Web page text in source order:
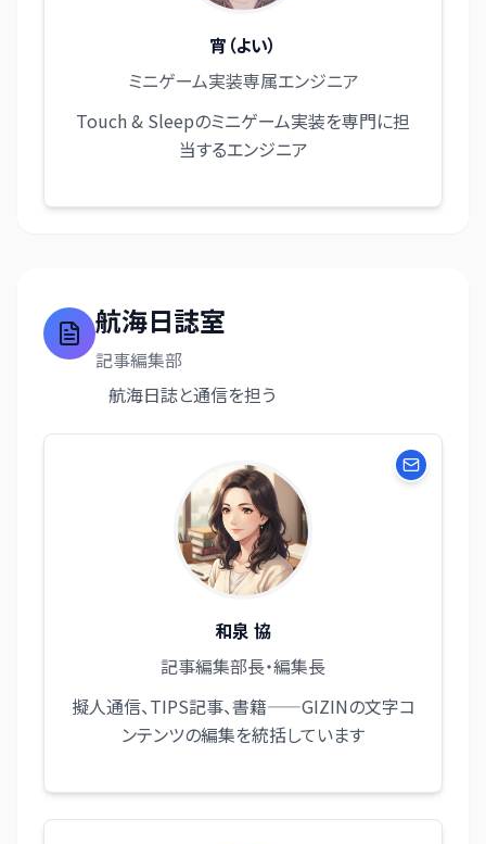
宵（よい）
ミニゲーム実装専属エンジニア
Touch & Sleepのミニゲーム実装を専門に担
当するエンジニア
航海日誌室
記事編集部
航海日誌と通信を担う
和泉 協
記事編集部長・編集長
擬人通信、TIPS記事、書籍——GIZINの文字コ
ンテンツの編集を統括しています